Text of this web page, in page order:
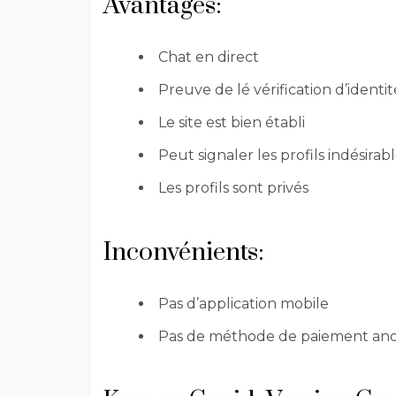
Chat en direct
Preuve de lé vérification
Le site est bien établi
Peut signaler les profils
Les profils sont privés
Inconvénients:
Pas d’application mobile
Pas de méthode de paiement